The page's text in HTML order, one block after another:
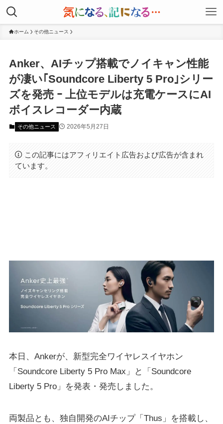
ホーム その他ニュース
Anker、AIチップ搭載でノイキャン性能
が凄い｢Soundcore Liberty 5 Pro｣シリー
ズを発売 ｰ 上位モデルは充電ケースにAI
ボイスレコーダー内蔵
その他ニュース 2026年5月27日
この記事にはアフィリエイト広告および広告が含まれ
ています。
本日、Ankerが、新型完全ワイヤレスイヤホン
「Soundcore Liberty 5 Pro Max」と「Soundcore
Liberty 5 Pro」を発表・発売しました。
両製品とも、独⾃開発のAIチップ「Thus」を搭載し、